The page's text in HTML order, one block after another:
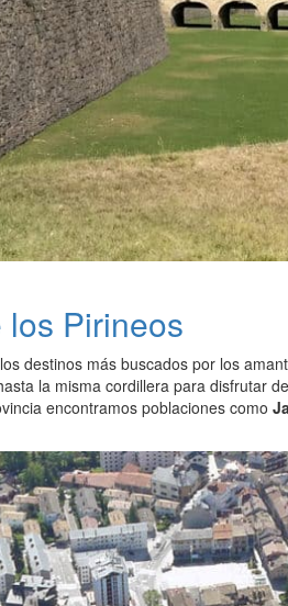
Pirineos
destinos más buscados por los
la misma cordillera para disfrutar
encontramos poblaciones como